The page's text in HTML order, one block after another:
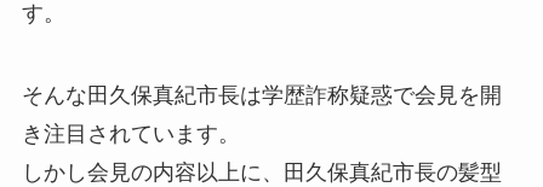
す。
そんな田久保真紀市長は学歴詐称疑惑で会見を開
き注目されています。
しかし会見の内容以上に、田久保真紀市長の髪型